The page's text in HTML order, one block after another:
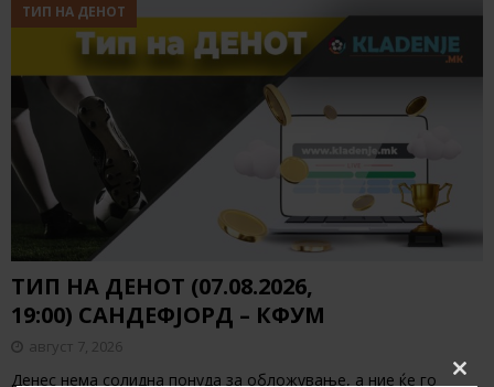
ТИП НА ДЕНОТ
ТИП НА ДЕНОТ (07.08.2026,
19:00) САНДЕФЈОРД – КФУМ
август 7, 2026
Денес нема солидна понуда за обложување, а ние ќе го Close